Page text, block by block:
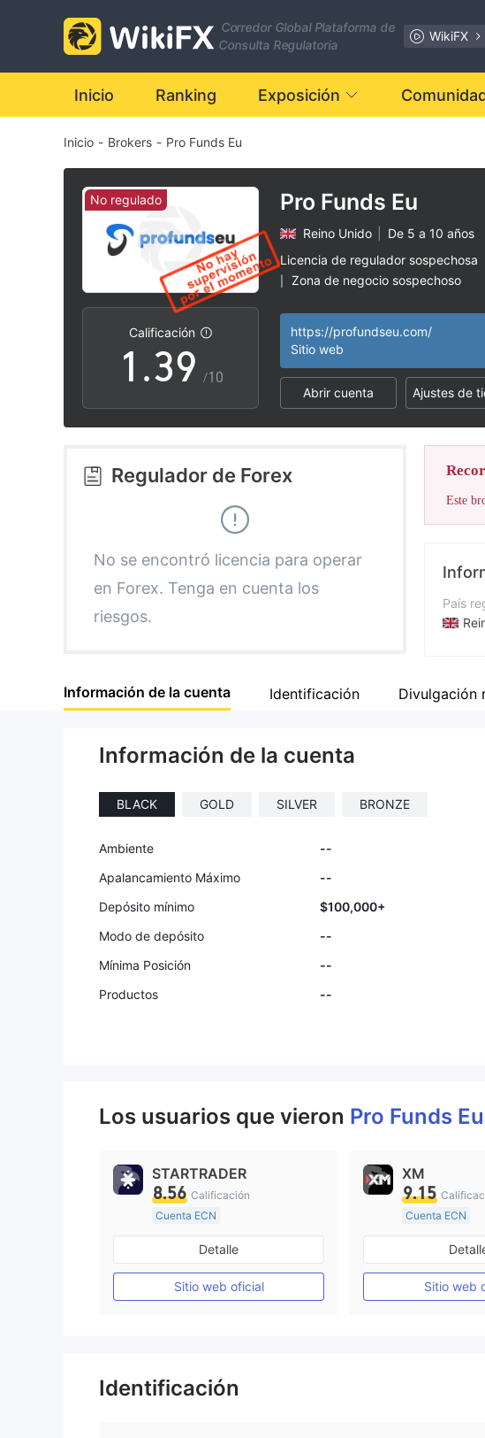
Corredor Global Plataforma de
Consulta Regulatoria
WikiFX
Inicio Ranking Exposición
Inicio - Brokers - Pro Funds Eu
No regulado
Calificación
0
1
2
3
5
6
7
8
9
.
0
1
2
3
4
5
7
9
3
4
5
7
8
9 /10
Pro Funds Eu
Reino Unido
De 5 a 10 años
Licencia de regulador sospechosa
Zona de negocio sospechoso
https://profundseu.com/
Sitio web
Abrir cuenta Ajustes de
Regulador de Forex
No se encontró licencia para operar
en Forex. Tenga en cuenta los
riesgos.
Este
País
Información de la cuenta Identificación Divulgación
Información de la cuenta
BLACK GOLD SILVER BRONZE
Ambiente --
Apalancamiento Máximo
--
Depósito mínimo
$100,000+
Modo de depósito
--
Mínima Posición
--
Productos
--
Los usuarios que vieron Pro Funds Eu
STARTRADER
8.56 Calificación
Cuenta ECN
De 10 a 15 años
Supervisión en Australia
Creación Mercado Forex (MM)
Licencia completa de MT4
Detalle
Sitio web oficial
XM
9.15
Cuenta ECN
De 15 a 20 años
Supervisión en
Licencia
Sitio web
Identificación